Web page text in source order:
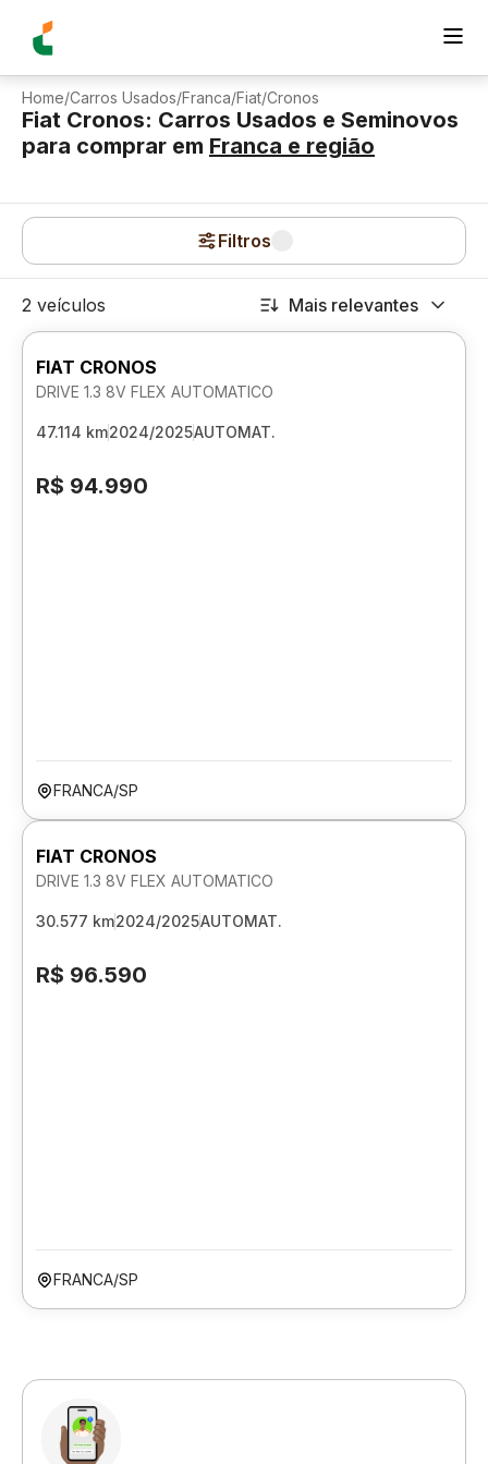
Home/Carros Usados/Franca/Fiat/Cronos
Fiat Cronos: Carros Usados e Seminovos
para comprar em Franca e região
Filtros
2 veículos Mais relevantes
FIAT CRONOS
DRIVE 1.3 8V FLEX AUTOMATICO
47.114 km2024/2025AUTOMAT.
R$ 94.990
FRANCA/SP
FIAT CRONOS
DRIVE 1.3 8V FLEX AUTOMATICO
30.577 km2024/2025AUTOMAT.
R$ 96.590
FRANCA/SP